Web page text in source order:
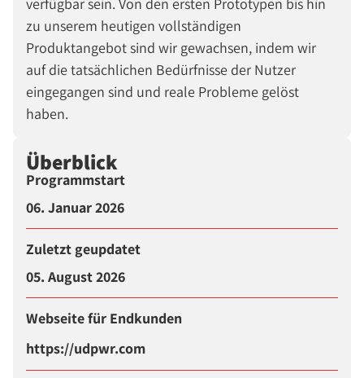
zu unserem heutigen vollständigen
Produktangebot sind wir gewachsen, indem wir
auf die tatsächlichen Bedürfnisse der Nutzer
eingegangen sind und reale Probleme gelöst
haben.
Überblick
Programmstart
06. Januar 2026
Zuletzt geupdatet
05. August 2026
Webseite für Endkunden
https://udpwr.com